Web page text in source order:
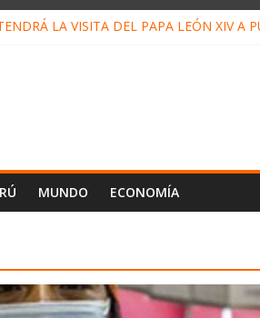
LA VISITA DEL PAPA LEÓN XIV A
MUNDO ECONOMÍA